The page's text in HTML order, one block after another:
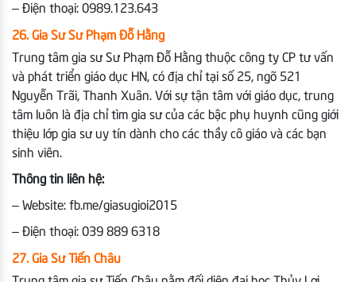
– Điện thoại: 0989.123.643
26. Gia Sư Sư Phạm Đỗ Hằng
Trung tâm gia sư Sư Phạm Đỗ Hằng thuộc công ty CP tư vấn
và phát triển giáo dục HN, có địa chỉ tại số 25, ngõ 521
Nguyễn Trãi, Thanh Xuân. Với sự tận tâm với giáo dục, trung
tâm luôn là địa chỉ tìm gia sư của các bậc phụ huynh cũng giới
thiệu lớp gia sư uy tín dành cho các thầy cô giáo và các bạn
sinh viên.
Thông tin liên hệ:
– Website: fb.me/giasugioi2015
– Điện thoại: 039 889 6318
27. Gia Sư Tiến Châu